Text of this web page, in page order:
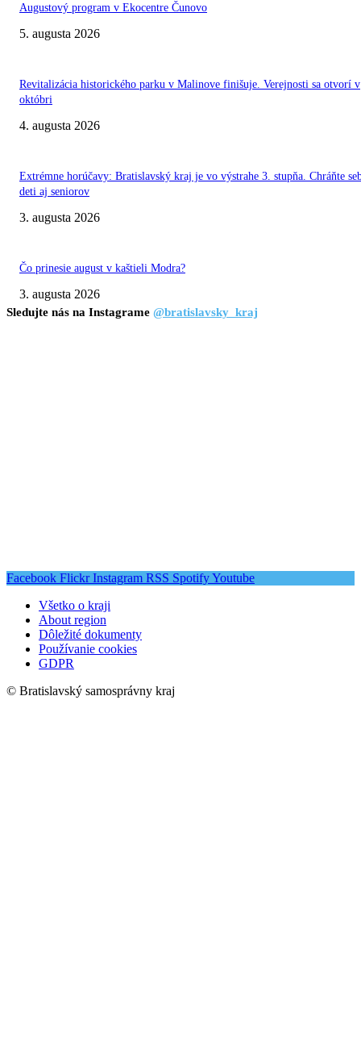
Augustový program v Ekocentre Čunovo
5. augusta 2026
Revitalizácia historického parku v Malinove finišuje. Verejnosti sa otvorí v
októbri
4. augusta 2026
Extrémne horúčavy: Bratislavský kraj je vo výstrahe 3. stupňa. Chráňte
deti aj seniorov
3. augusta 2026
Čo prinesie august v kaštieli Modra?
3. augusta 2026
Sledujte nás na Instagrame @bratislavsky_kraj
Facebook Flickr Instagram RSS SpotifyYoutube
Všetko o kraji
About region
Dôležité dokumenty
Používanie cookies
GDPR
© Bratislavský samosprávny kraj